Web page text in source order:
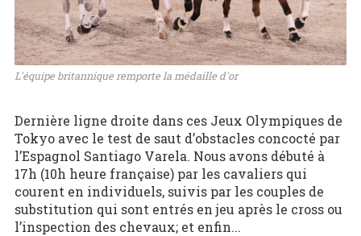
L'équipe britannique remporte la médaille d'or
Dernière ligne droite dans ces Jeux Olympiques de
Tokyo avec le test de saut d’obstacles concocté par
l’Espagnol Santiago Varela. Nous avons débuté à
17h (10h heure française) par les cavaliers qui
courent en individuels, suivis par les couples de
substitution qui sont entrés en jeu après le cross ou
l’inspection des chevaux; et enfin...